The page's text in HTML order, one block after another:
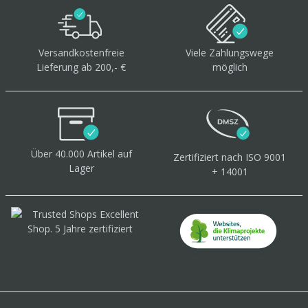
Versandkostenfreie
Lieferung ab 200,- €
Viele Zahlungswege
möglich
Über 40.000 Artikel auf
Lager
Zertifiziert nach ISO 9001
+ 14001